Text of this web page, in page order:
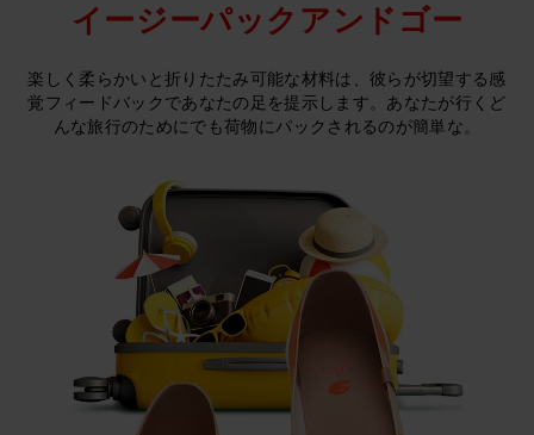
イージーパックアンドゴー
楽しく柔らかいと折りたたみ可能な材料は、彼らが切望する感
覚フィードバックであなたの足を提示します。あなたが行くど
んな旅行のためにでも荷物にパックされるのが簡単な。